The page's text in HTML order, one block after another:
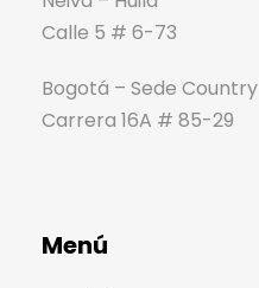
Calle 5 # 6-73
Bogotá – Sede Country
Carrera 16A # 85-29
Menú